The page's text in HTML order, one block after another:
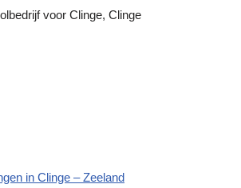
voor Clinge, Clinge
in Clinge – Zeeland